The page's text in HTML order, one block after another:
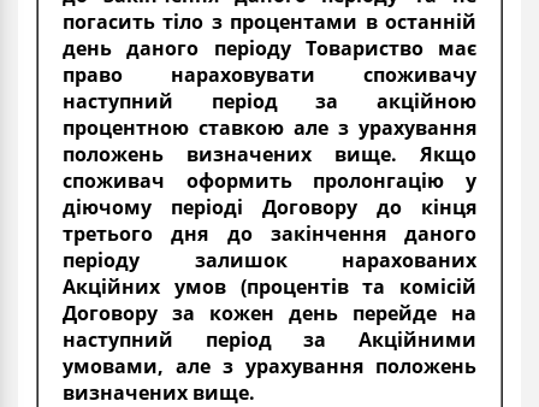
погасить тіло з процентами в останній
день даного періоду Товариство має
право нараховувати споживачу
наступний період за акційною
процентною ставкою але з урахування
положень визначених вище. Якщо
споживач оформить пролонгацію у
діючому періоді Договору до кінця
третього дня до закінчення даного
періоду залишок нарахованих
Акційних умов (процентів та комісій
Договору за кожен день перейде на
наступний період за Акційними
умовами, але з урахування положень
визначених вище.